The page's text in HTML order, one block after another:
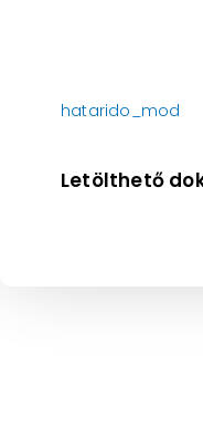
hatarido_mod
Letölthető